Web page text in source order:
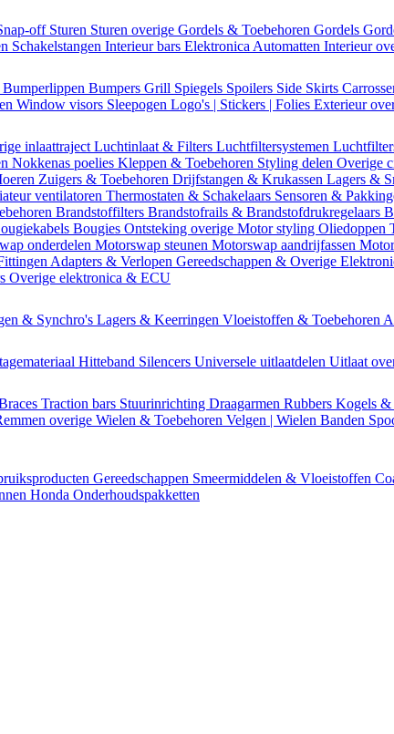
off Sturen Sturen overige Gordels & Toebehoren Gordels
Schakelstangen Interieur bars Elektronica Automatten Interieur
Bumperlippen Bumpers Grill Spiegels Spoilers Side Skirts
Window visors Sleepogen Logo's | Stickers | Folies Exterieur
inlaattraject Luchtinlaat & Filters Luchtfiltersystemen
Nokkenas poelies Kleppen & Toebehoren Styling delen Overige
Zuigers & Toebehoren Drijfstangen & Krukassen Lagers &
ventilatoren Thermostaten & Schakelaars Sensoren &
Brandstoffilters Brandstofrails & Brandstofdrukregelaars
Bougies Ontsteking overige Motor styling Oliedoppen
onderdelen Motorswap steunen Motorswap aandrijfassen
Adapters & Verlopen Gereedschappen & Overige
Overige elektronica & ECU
& Synchro's Lagers & Keerringen Vloeistoffen & Toebehoren
Hitteband Silencers Universele uitlaatdelen Uitlaat
Traction bars Stuurinrichting Draagarmen Rubbers Kogels &
overige Wielen & Toebehoren Velgen | Wielen Banden
Gereedschappen Smeermiddelen & Vloeistoffen
Honda Onderhoudspakketten